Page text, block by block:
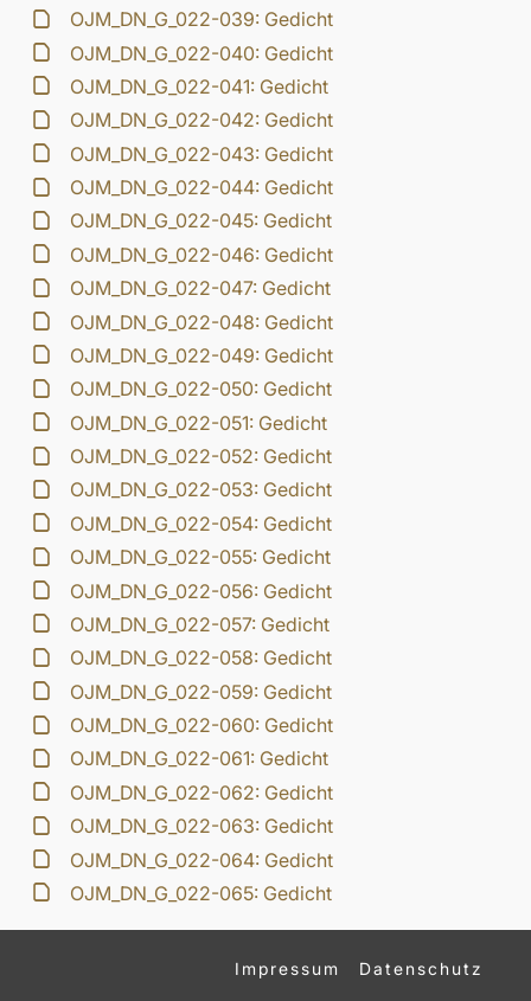
OJM_DN_G_022-039: Gedicht
OJM_DN_G_022-040: Gedicht
OJM_DN_G_022-041: Gedicht
OJM_DN_G_022-042: Gedicht
OJM_DN_G_022-043: Gedicht
OJM_DN_G_022-044: Gedicht
OJM_DN_G_022-045: Gedicht
OJM_DN_G_022-046: Gedicht
OJM_DN_G_022-047: Gedicht
OJM_DN_G_022-048: Gedicht
OJM_DN_G_022-049: Gedicht
OJM_DN_G_022-050: Gedicht
OJM_DN_G_022-051: Gedicht
OJM_DN_G_022-052: Gedicht
OJM_DN_G_022-053: Gedicht
OJM_DN_G_022-054: Gedicht
OJM_DN_G_022-055: Gedicht
OJM_DN_G_022-056: Gedicht
OJM_DN_G_022-057: Gedicht
OJM_DN_G_022-058: Gedicht
OJM_DN_G_022-059: Gedicht
OJM_DN_G_022-060: Gedicht
OJM_DN_G_022-061: Gedicht
OJM_DN_G_022-062: Gedicht
OJM_DN_G_022-063: Gedicht
OJM_DN_G_022-064: Gedicht
OJM_DN_G_022-065: Gedicht
Impressum Datenschutz